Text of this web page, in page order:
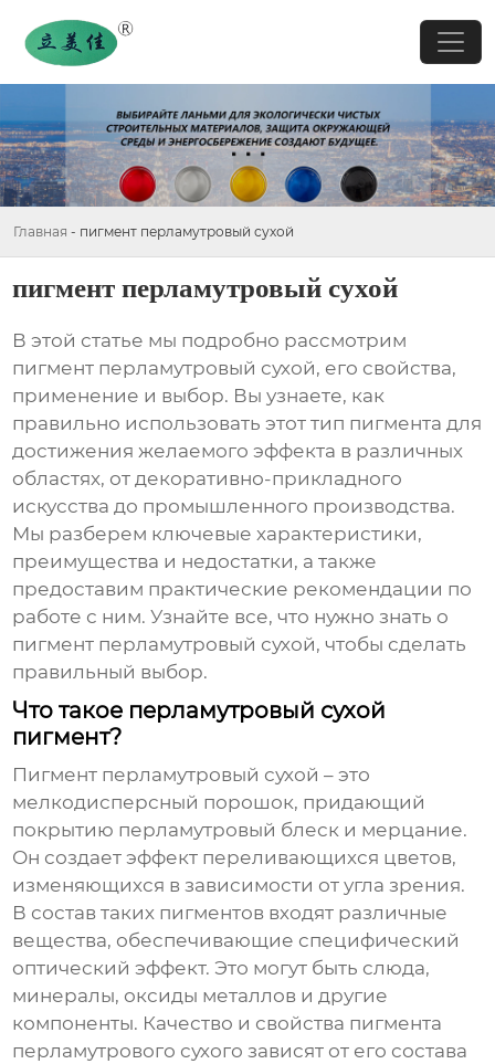
Главная - пигмент перламутровый сухой
пигмент перламутровый сухой
В этой статье мы подробно рассмотрим
пигмент перламутровый сухой, его свойства,
применение и выбор. Вы узнаете, как
правильно использовать этот тип пигмента для
достижения желаемого эффекта в различных
областях, от декоративно-прикладного
искусства до промышленного производства.
Мы разберем ключевые характеристики,
преимущества и недостатки, а также
предоставим практические рекомендации по
работе с ним. Узнайте все, что нужно знать о
пигмент перламутровый сухой, чтобы сделать
правильный выбор.
Что такое перламутровый сухой
пигмент?
Пигмент перламутровый сухой – это
мелкодисперсный порошок, придающий
покрытию перламутровый блеск и мерцание.
Он создает эффект переливающихся цветов,
изменяющихся в зависимости от угла зрения.
В состав таких пигментов входят различные
вещества, обеспечивающие специфический
оптический эффект. Это могут быть слюда,
минералы, оксиды металлов и другие
компоненты. Качество и свойства пигмента
перламутрового сухого зависят от его состава